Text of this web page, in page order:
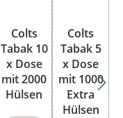
Colts
Tabak 10
x Dose
mit 2000
Hülsen
Colts
Tabak 5
x Dose
mit 1000
Extra
Hülsen